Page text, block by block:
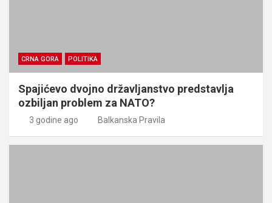
CRNA GORA POLITIKA
Spajićevo dvojno državljanstvo predstavlja
ozbiljan problem za NATO?
3 godine ago Balkanska Pravila